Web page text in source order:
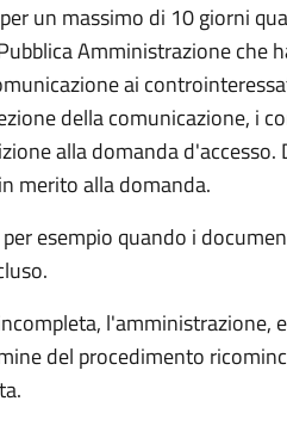
un massimo di 10 giorni
Amministrazione che
ai
della comunicazione, i
alla domanda d'accesso.
merito alla domanda.
esempio quando i
l'amministrazione,
del procedimento